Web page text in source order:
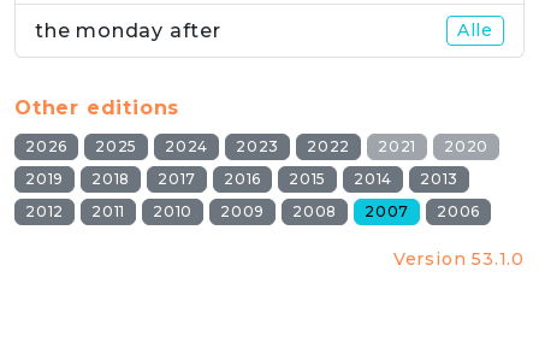
the monday after Alle
Other editions
2026 2025 2024 2023 2022 2021
2020
2019
2018 2017 2016 2015 2014
2013
2012
2011 2010 2009 2008 2007 2006
Version 53.1.0